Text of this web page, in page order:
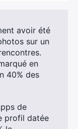
avoir été
sur un
en
40% des
de
profil datée